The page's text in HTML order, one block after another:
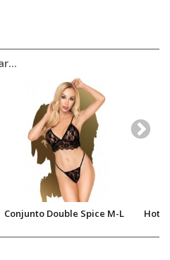
Conjunto Double Spice M-L Hot